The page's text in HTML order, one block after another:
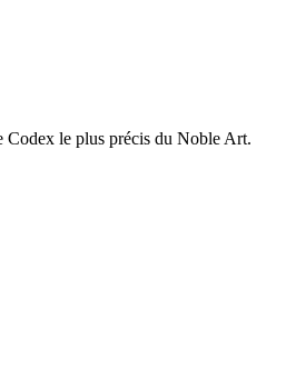
Codex le plus précis du Noble Art.